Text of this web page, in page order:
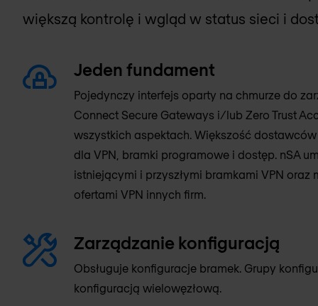
większą kontrolę i wgląd w status sieci i
Jeden fundament
Pojedynczy interfejs oparty na chmurze do
Connect Secure Gateways i/lub Zero Trust
wszystkich aspektach. Większość
dla VPN, bramki programowe i dostęp. nSA
istniejącymi i przyszłymi bramkami VPN oraz
ofertami VPN innych firm.
Zarządzanie konfiguracją
Obsługuje konfiguracje bramek. Grupy
konfiguracją wielowęzłową.